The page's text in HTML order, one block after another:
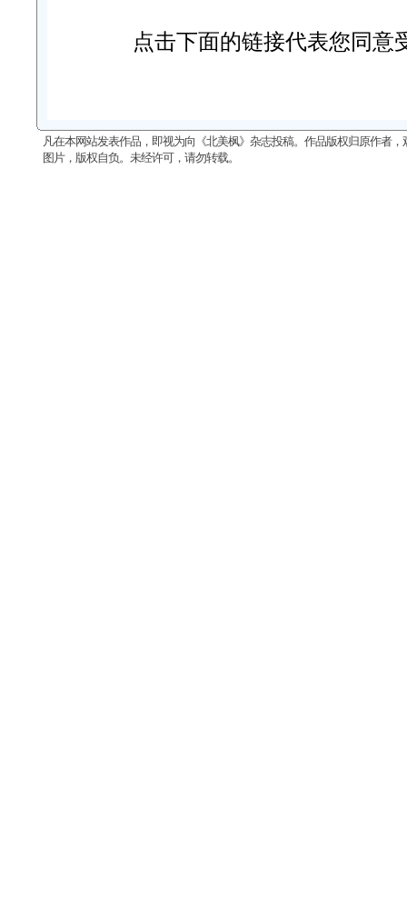
点击下面的链接代表您同意
凡在本网站发表作品，即视为向《北美枫》杂志投稿。作品版权归原作者
图片，版权自负。未经许可，请勿转载。